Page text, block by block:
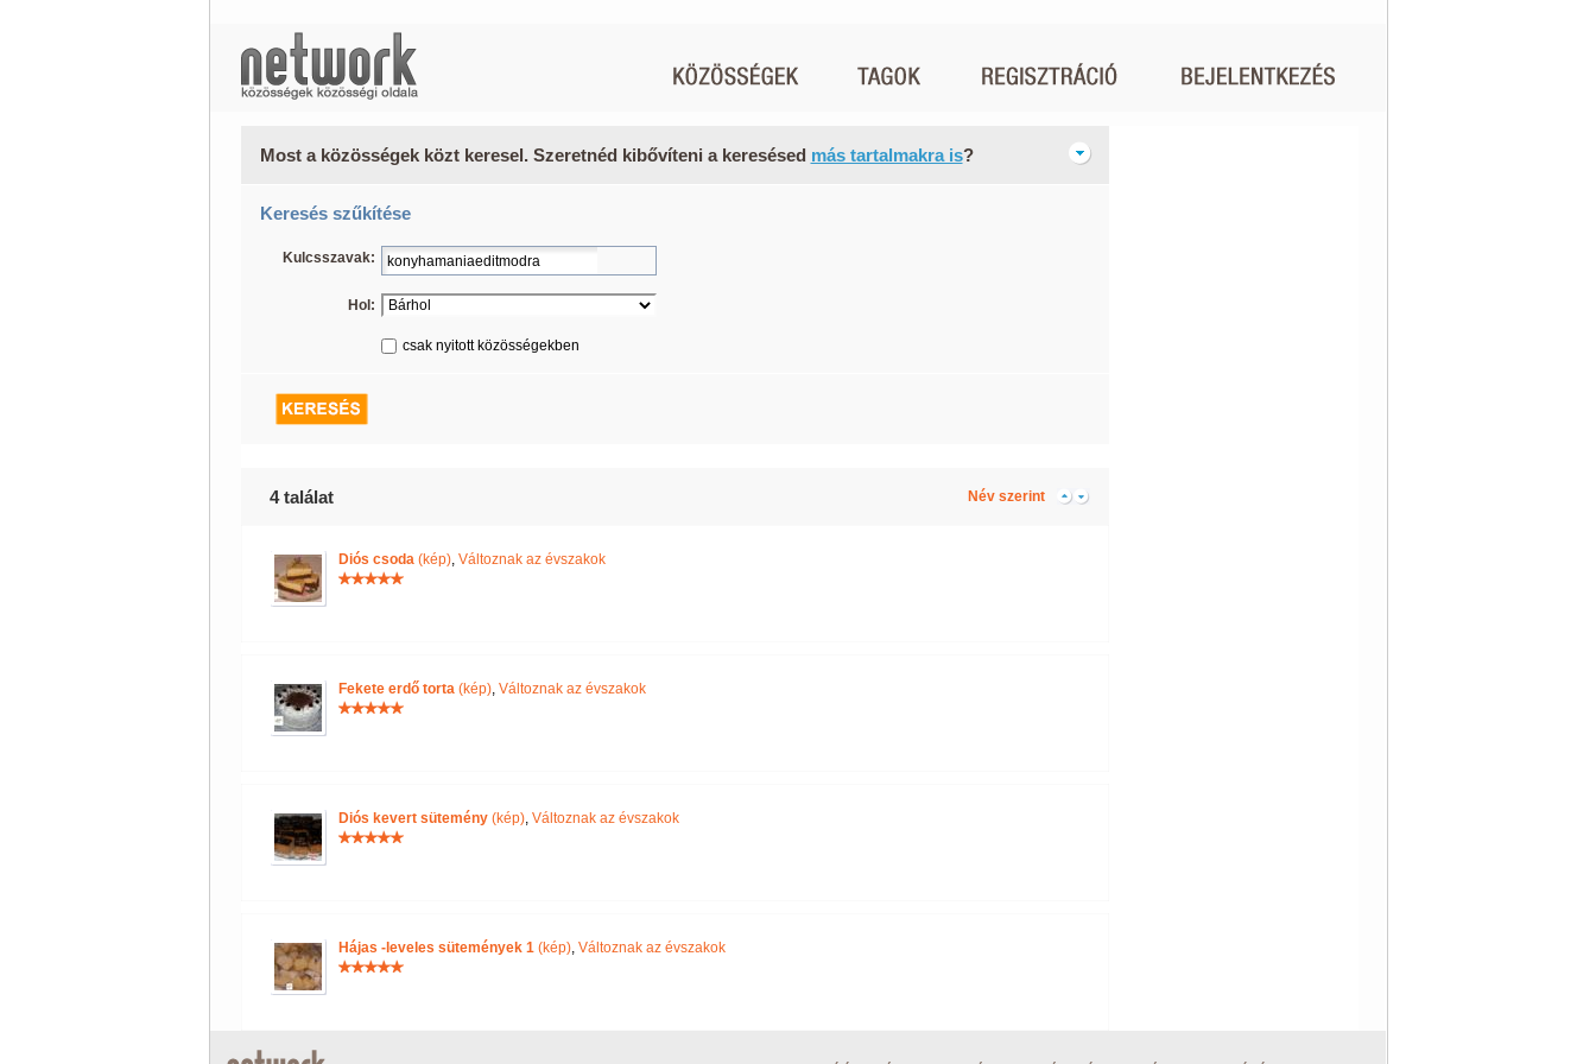
Most a közösségek közt keresel. Szeretnéd kibővíteni a keresésed más tartalmakra is?
Keresés szűkítése
Kulcsszavak:
Hol:
csak nyitott közösségekben
4 találat Név szerint
Diós csoda(kép), Változnak az évszakok
Fekete erdő torta(kép), Változnak az évszakok
Diós kevert sütemény(kép), Változnak az évszakok
Hájas -leveles sütemények 1(kép), Változnak az évszakok